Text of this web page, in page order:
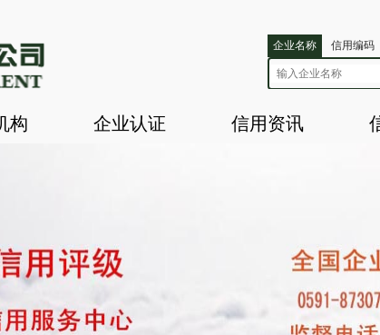
企业名称 信用编码
构 企业认证 信用资讯